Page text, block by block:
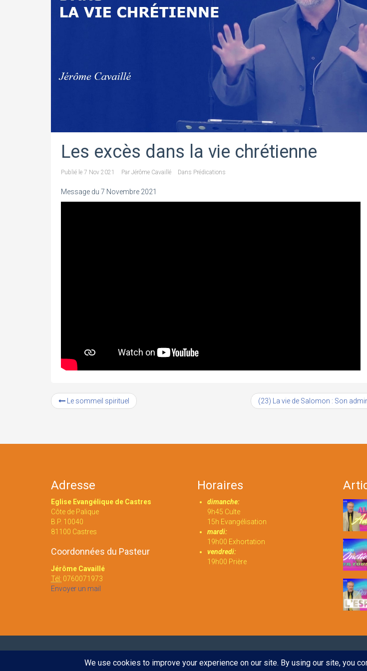
Les excès dans la vie chrétienne
Publié le 7 Nov 2021 Par Jérôme Cavaillé Dans Prédications
Message du 7 Novembre 2021
Le sommeil spirituel (23) La vie de Salomon : Son
Adresse
Eglise Evangélique de Castres
Côte de Palique
B.P. 10040
81100 Castres
Coordonnées du Pasteur
Jérôme Cavaillé
Tél: 0760071973
Envoyer un mail
Horaires
dimanche:
9h45 Culte
15h Evangélisation
mardi:
19h00 Exhortation
vendredi:
19h00 Prière